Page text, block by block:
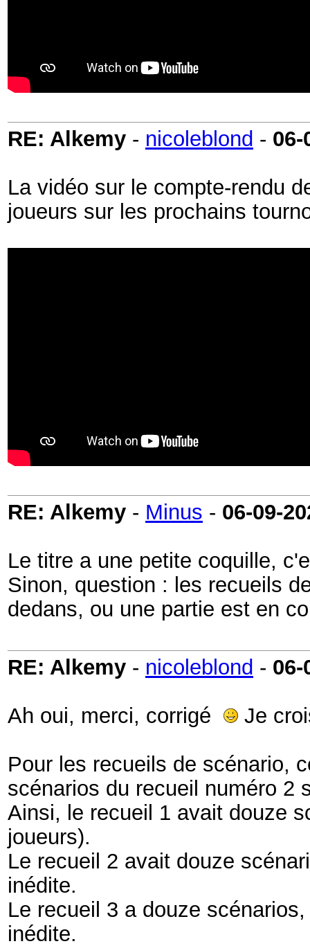
RE: Alkemy - nicoleblond - 06-
La vidéo sur le compte-rendu
joueurs sur les prochains
RE: Alkemy - Minus - 06-09-
Le titre a une petite coquille,
Sinon, question : les recueils
dedans, ou une partie est en
RE: Alkemy - nicoleblond - 06-
Ah oui, merci, corrigé Je
Pour les recueils de scénario,
scénarios du recueil numéro 2
Ainsi, le recueil 1 avait douze
joueurs).
Le recueil 2 avait douze
inédite.
Le recueil 3 a douze
inédite.